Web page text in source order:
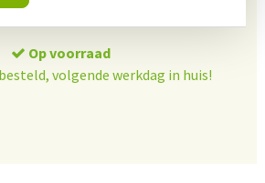
Op voorraad
volgende werkdag in huis!